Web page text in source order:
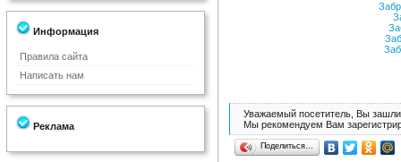
Информация
Правила сайта
Написать нам
Реклама
Уважаемый посетитель, Вы зашли
Мы рекомендуем Вам
Поделиться…